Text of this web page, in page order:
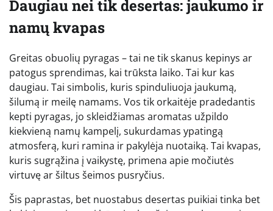
Daugiau nei tik desertas: jaukumo ir
namų kvapas
Greitas obuolių pyragas – tai ne tik skanus kepinys ar
patogus sprendimas, kai trūksta laiko. Tai kur kas
daugiau. Tai simbolis, kuris spinduliuoja jaukumą,
šilumą ir meilę namams. Vos tik orkaitėje pradedantis
kepti pyragas, jo skleidžiamas aromatas užpildo
kiekvieną namų kampelį, sukurdamas ypatingą
atmosferą, kuri ramina ir pakylėja nuotaiką. Tai kvapas,
kuris sugrąžina į vaikystę, primena apie močiutės
virtuvę ar šiltus šeimos pusryčius.
Šis paprastas, bet nuostabus desertas puikiai tinka bet